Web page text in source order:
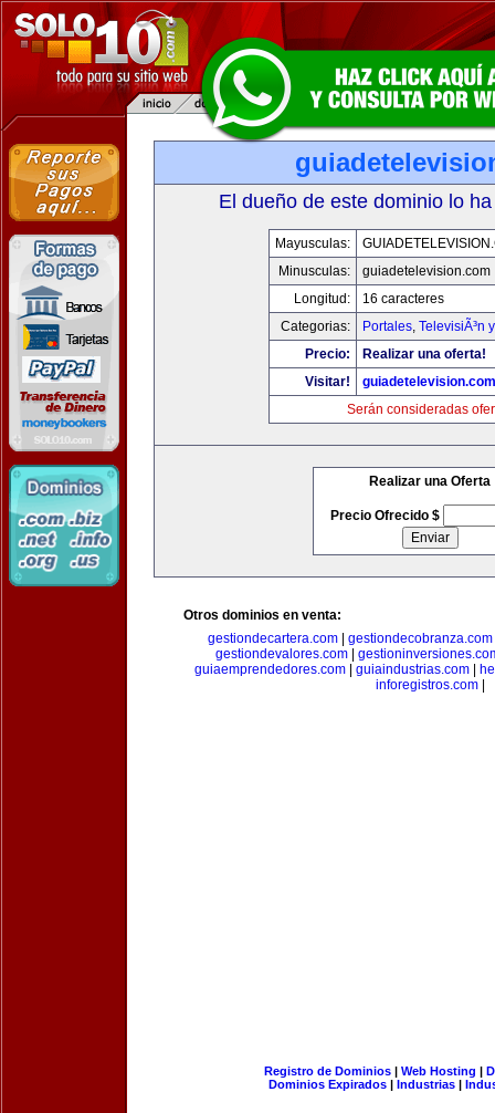
El dueño de este dominio lo
Mayusculas:
Minusculas:
guiadetelevision.com
Longitud:
16 caracteres
Categorias:
Portales, TelevisiÃ³n
Precio:
Realizar una oferta!
Visitar!
guiadetelevision.com
Serán consideradas
Realizar una Oferta
Precio Ofrecido $
Otros dominios en venta:
gestiondecartera.com| gestiondecobranza.com
gestiondevalores.com|
guiaemprendedores.com
guiaindustrias.com
inforegistros.com|
Registro de Dominios| Web Hosting |
Dominios Expirados | Industrias |